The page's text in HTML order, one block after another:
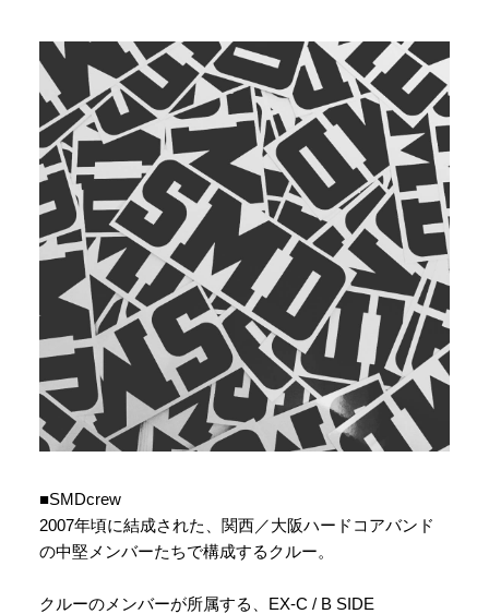
■SMDcrew
2007年頃に結成された、関西／大阪ハードコアバンド
の中堅メンバーたちで構成するクルー。
クルーのメンバーが所属する、EX-C / B SIDE